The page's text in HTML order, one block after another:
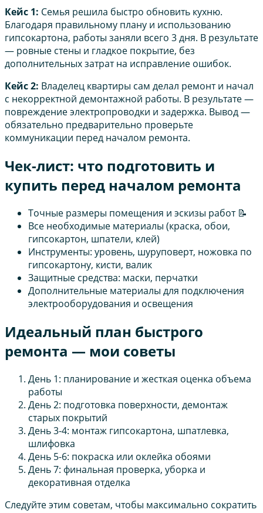
Кейс 1: Семья решила быстро обновить кухню.
Благодаря правильному плану и использованию
гипсокартона, работы заняли всего 3 дня. В результате
— ровные стены и гладкое покрытие, без
дополнительных затрат на исправление ошибок.
Кейс 2: Владелец квартиры сам делал ремонт и начал
с некорректной демонтажной работы. В результате —
повреждение электропроводки и задержка. Вывод —
обязательно предварительно проверьте
коммуникации перед началом ремонта.
Чек-лист: что подготовить и
купить перед началом ремонта
Точные размеры помещения и эскизы работ 📝
Все необходимые материалы (краска, обои,
гипсокартон, шпатели, клей)
Инструменты: уровень, шуруповерт, ножовка по
гипсокартону, кисти, валик
Защитные средства: маски, перчатки
Дополнительные материалы для подключения
электрооборудования и освещения
Идеальный план быстрого
ремонта — мои советы
День 1: планирование и жесткая оценка объема
работы
День 2: подготовка поверхности, демонтаж
старых покрытий
День 3-4: монтаж гипсокартона, шпатлевка,
шлифовка
День 5-6: покраска или оклейка обоями
День 7: финальная проверка, уборка и
декоративная отделка
Следуйте этим советам, чтобы максимально сократить